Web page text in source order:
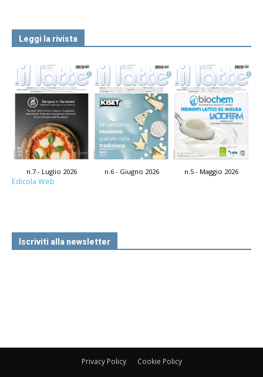
Leggi la rivista
n.7 - Luglio 2026 n.6 - Giugno 2026 n.5 - Maggio 2026
Edicola Web
Iscriviti alla newsletter
Privacy Policy Cookie Policy